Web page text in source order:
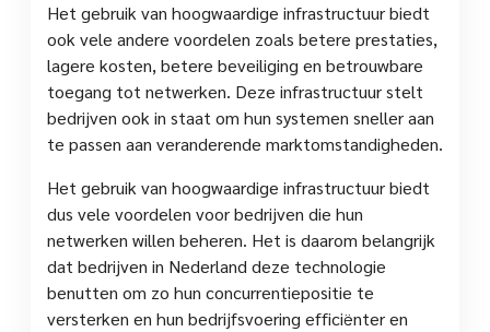
Het gebruik van hoogwaardige infrastructuur biedt
ook vele andere voordelen zoals betere prestaties,
lagere kosten, betere beveiliging en betrouwbare
toegang tot netwerken. Deze infrastructuur stelt
bedrijven ook in staat om hun systemen sneller aan
te passen aan veranderende marktomstandigheden.
Het gebruik van hoogwaardige infrastructuur biedt
dus vele voordelen voor bedrijven die hun
netwerken willen beheren. Het is daarom belangrijk
dat bedrijven in Nederland deze technologie
benutten om zo hun concurrentiepositie te
versterken en hun bedrijfsvoering efficiënter en